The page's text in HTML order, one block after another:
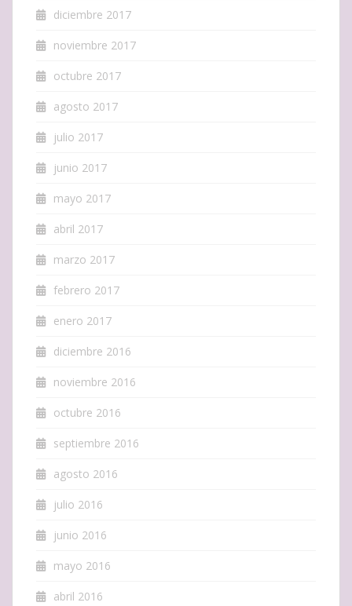
diciembre 2017
noviembre 2017
octubre 2017
agosto 2017
julio 2017
junio 2017
mayo 2017
abril 2017
marzo 2017
febrero 2017
enero 2017
diciembre 2016
noviembre 2016
octubre 2016
septiembre 2016
agosto 2016
julio 2016
junio 2016
mayo 2016
abril 2016